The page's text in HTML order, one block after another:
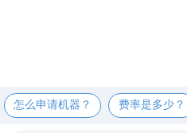
怎么申请机器？ 费率是多少？